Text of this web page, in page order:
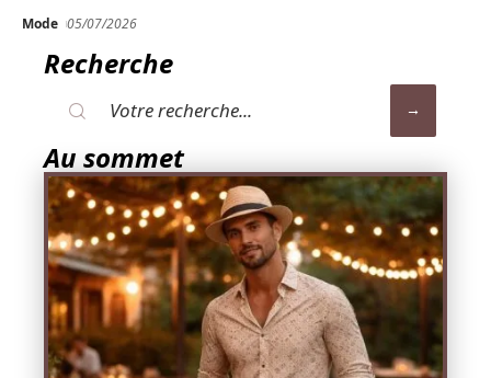
Mode 05/07/2026
Recherche
Au sommet